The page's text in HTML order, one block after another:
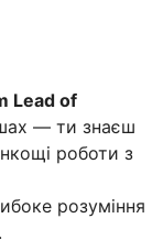
Lead of
— ти знаєш
роботи з
розуміння